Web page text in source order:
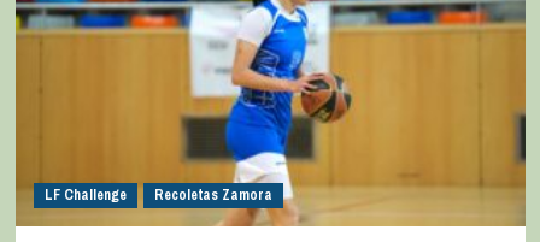
LF Challenge Recoletas Zamora